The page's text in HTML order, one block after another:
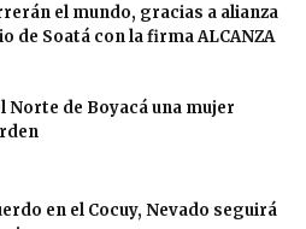
el mundo, gracias a alianza
de Soatá con la firma ALCANZA
Norte de Boyacá una mujer
en el Cocuy, Nevado seguirá